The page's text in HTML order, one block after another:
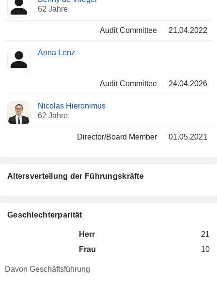
62 Jahre
Audit Committee 21.04.2022
Anna Lenz
Audit Committee 24.04.2026
Nicolas Hieronimus
62 Jahre
Director/Board Member 01.05.2021
Altersverteilung der Führungskräfte
Geschlechterparität
Herr
21
Frau
10
Davon Geschäftsführung